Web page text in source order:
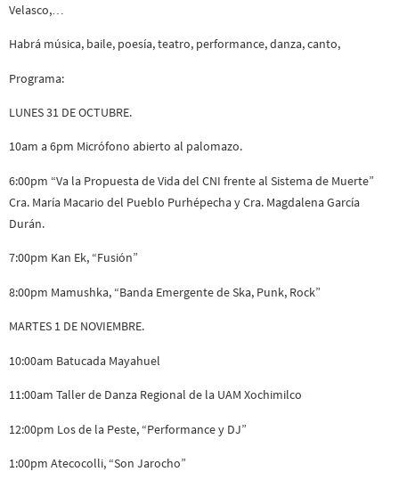
Velasco,…
Habrá música, baile, poesía, teatro, performance, danza, canto,
Programa:
LUNES 31 DE OCTUBRE.
10am a 6pm Micrófono abierto al palomazo.
6:00pm “Va la Propuesta de Vida del CNI frente al Sistema de Muerte”
Cra. María Macario del Pueblo Purhépecha y Cra. Magdalena García
Durán.
7:00pm Kan Ek, “Fusión”
8:00pm Mamushka, “Banda Emergente de Ska, Punk, Rock”
MARTES 1 DE NOVIEMBRE.
10:00am Batucada Mayahuel
11:00am Taller de Danza Regional de la UAM Xochimilco
12:00pm Los de la Peste, “Performance y DJ”
1:00pm Atecocolli, “Son Jarocho”